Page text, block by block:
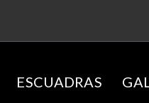
ESCUADRAS